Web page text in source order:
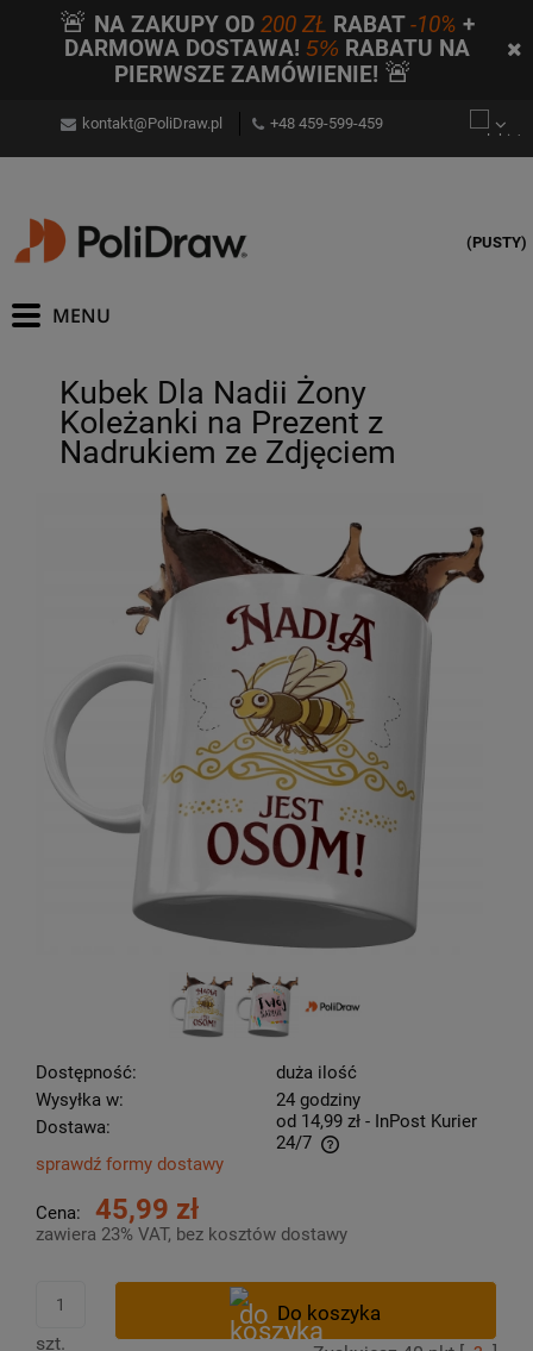
🚨 NA ZAKUPY OD200 ZŁ RABAT-10% +
DARMOWA DOSTAWA! 5% RABATU NA
PIERWSZE ZAMÓWIENIE! 🚨
kontakt@PoliDraw.pl +48 459-599-459
(PUSTY)
Kubek Dla Nadii Żony
Koleżanki na Prezent z
Nadrukiem ze Zdjęciem
Dostępność:
duża ilość
Wysyłka w:
24 godziny
Dostawa:
od 14,99 zł - InPost Kurier
24/7
Cena nie zawiera ewentualnych kosztów płatności
sprawdź formy dostawy
Cena: 45,99 zł
zawiera 23% VAT, bez kosztów dostawy
szt.